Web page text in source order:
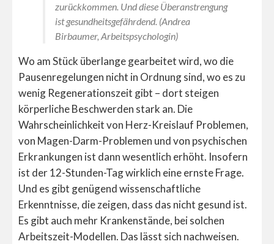
zurückkommen. Und diese Überanstrengung
ist gesundheitsgefährdend. (Andrea
Birbaumer, Arbeitspsychologin)
Wo am Stück überlange gearbeitet wird, wo die
Pausenregelungen nicht in Ordnung sind, wo es zu
wenig Regenerationszeit gibt – dort steigen
körperliche Beschwerden stark an. Die
Wahrscheinlichkeit von Herz-Kreislauf Problemen,
von Magen-Darm-Problemen und von psychischen
Erkrankungen ist dann wesentlich erhöht. Insofern
ist der 12-Stunden-Tag wirklich eine ernste Frage.
Und es gibt genügend wissenschaftliche
Erkenntnisse, die zeigen, dass das nicht gesund ist.
Es gibt auch mehr Krankenstände, bei solchen
Arbeitszeit-Modellen. Das lässt sich nachweisen.